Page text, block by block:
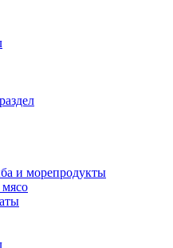
и морепродукты